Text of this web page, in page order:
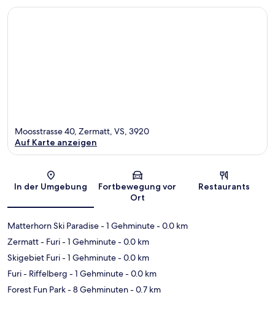
Karte
Moosstrasse 40, Zermatt, VS, 3920
Auf Karte anzeigen
In der Umgebung
Fortbewegung vor
Ort
Restaurants
Matterhorn Ski Paradise- 1 Gehminute- 0.0 km
Zermatt - Furi- 1 Gehminute- 0.0 km
Skigebiet Furi- 1 Gehminute- 0.0 km
Furi - Riffelberg - 1 Gehminute- 0.0 km
Forest Fun Park- 8 Gehminuten- 0.7 km